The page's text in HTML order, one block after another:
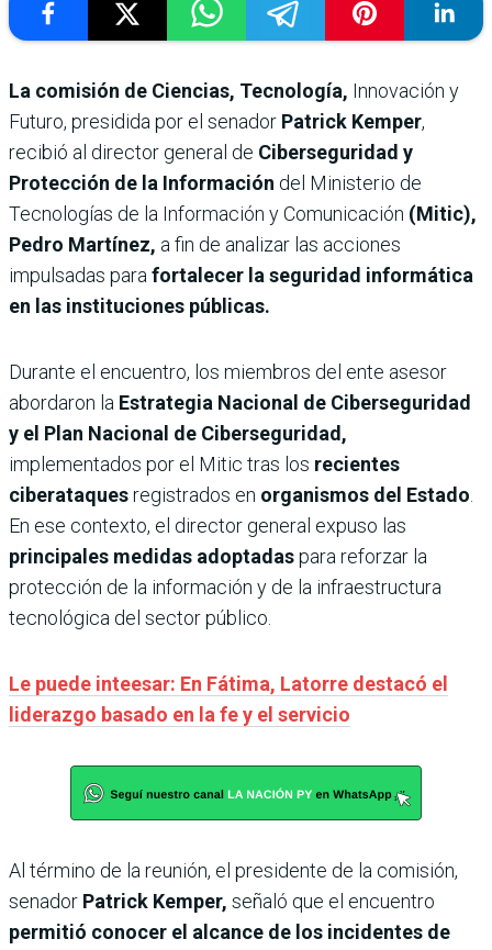
La comisión de Ciencias, Tecnología, Innovación y
Futuro, presidida por el senador Patrick Kemper,
recibió al director general de Ciberseguridad y
Protección de la Información del Ministerio de
Tecnologías de la Información y Comunicación (Mitic),
Pedro Martínez, a fin de analizar las acciones
impulsadas parafortalecer la seguridad informática
en las instituciones públicas.
Durante el encuentro, los miembros del ente asesor
abordaron la Estrategia Nacional de Ciberseguridad
y el Plan Nacional de Ciberseguridad,
implementados por el Mitic tras los recientes
ciberataquesregistrados en organismos del Estado.
En ese contexto, el director general expuso las
principales medidas adoptadaspara reforzar la
protección de la información y de la infraestructura
tecnológica del sector público.
Le puede inteesar: En Fátima, Latorre destacó el
liderazgo basado en la fe y el servicio
Al término de la reunión, el presidente de la comisión,
senador Patrick Kemper, señaló que el encuentro
permitió conocer el alcance de los incidentes de